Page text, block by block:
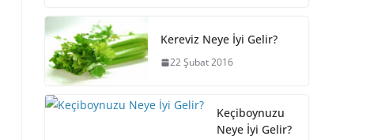
Kereviz Neye İyi Gelir?
22 Şubat 2016
Keçiboynuzu
Neye İyi Gelir?